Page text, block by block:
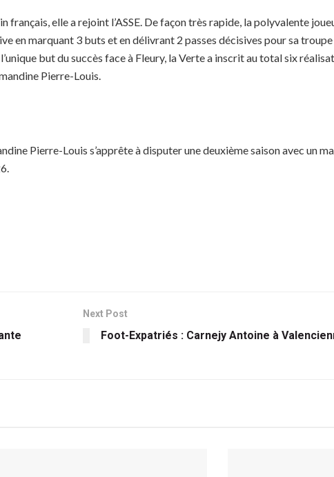
elle a rejoint l’ASSE. De façon très rapide, la polyvalente
en marquant 3 buts et en délivrant 2 passes décisives pour sa
but du succès face à Fleury, la Verte a inscrit au total six
Pierre-Louis.
Pierre-Louis s’apprête à disputer une deuxième saison avec un
Next Post
Foot-Expatriés : Carnejy Antoine à